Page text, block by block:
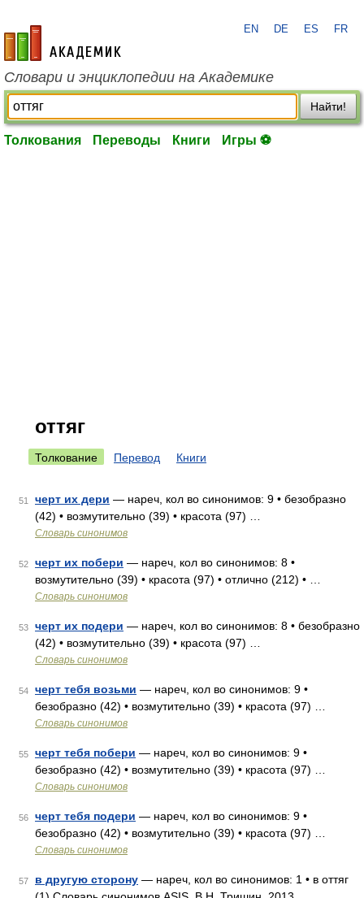
academic.ru
EN DE ES FR
Словари и энциклопедии на Академике
Найти!
Толкования Переводы Книги Игры ⚽
оттяг
Толкование Перевод Книги
51 черт их дери — нареч, кол во синонимов: 9 • безобразно
(42) • возмутительно (39) • красота (97) …
Словарь синонимов
52 черт их побери — нареч, кол во синонимов: 8 •
возмутительно (39) • красота (97) • отлично (212) • …
Словарь синонимов
53 черт их подери — нареч, кол во синонимов: 8 • безобразно
(42) • возмутительно (39) • красота (97) …
Словарь синонимов
54 черт тебя возьми — нареч, кол во синонимов: 9 •
безобразно (42) • возмутительно (39) • красота (97) …
Словарь синонимов
55 черт тебя побери — нареч, кол во синонимов: 9 •
безобразно (42) • возмутительно (39) • красота (97) …
Словарь синонимов
56 черт тебя подери — нареч, кол во синонимов: 9 •
безобразно (42) • возмутительно (39) • красота (97) …
Словарь синонимов
57 в другую сторону — нареч, кол во синонимов: 1 • в оттяг